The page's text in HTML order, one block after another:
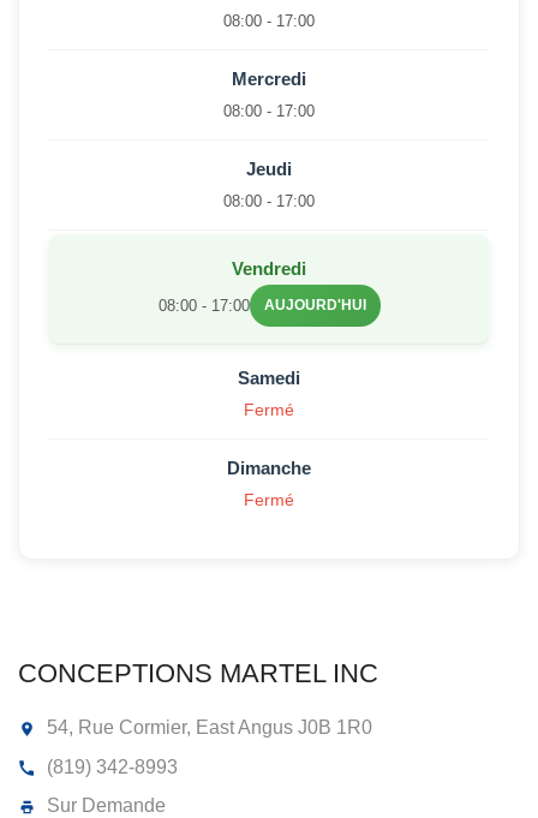
08:00 - 17:00
Mercredi
08:00 - 17:00
Jeudi
08:00 - 17:00
Vendredi
08:00 - 17:00 AUJOURD'HUI
Samedi
Fermé
Dimanche
Fermé